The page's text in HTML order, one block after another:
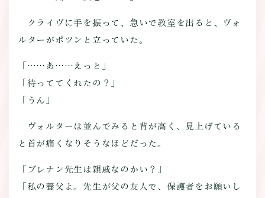
クライヴに手を振って、急いで教室を出ると、ヴォ
ルターがポツンと立っていた。
「……あ……えっと」
「待っててくれたの？」
「うん」
ヴォルターは並んでみると背が高く、見上げている
と首が痛くなりそうなほどだった。
「ブレナン先生は親戚なのかい？」
「私の養父よ。先生が父の友人で、保護者をお願いし